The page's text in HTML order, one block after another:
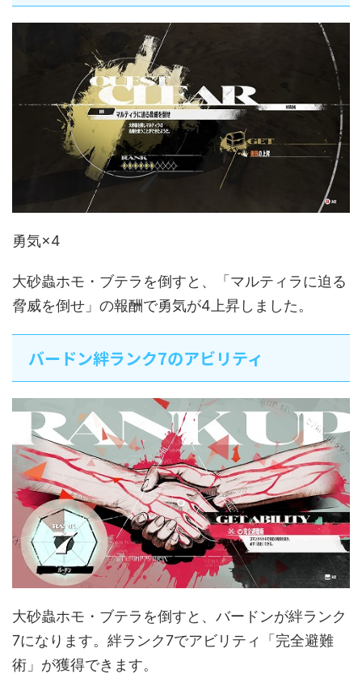
勇気×4
大砂蟲ホモ・ブテラを倒すと、「マルティラに迫る
脅威を倒せ」の報酬で勇気が4上昇しました。
バードン絆ランク7のアビリティ
大砂蟲ホモ・ブテラを倒すと、バードンが絆ランク
7になります。絆ランク7でアビリティ「完全避難
術」が獲得できます。